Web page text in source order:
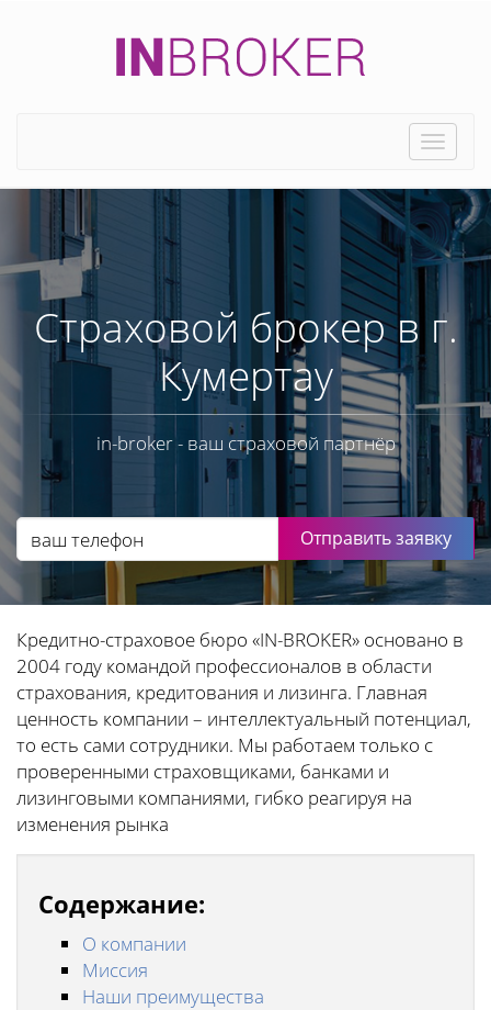
Toggle
Страховой брокер в г.
Кумертау
in-broker - ваш страховой партнёр
Отправить заявку
Кредитно-страховое бюро «IN-BROKER» основано в
2004 году командой профессионалов в области
страхования, кредитования и лизинга. Главная
ценность компании – интеллектуальный потенциал,
то есть сами сотрудники. Мы работаем только с
проверенными страховщиками, банками и
лизинговыми компаниями, гибко реагируя на
изменения рынка
Содержание:
О компании
Миссия
Наши преимущества